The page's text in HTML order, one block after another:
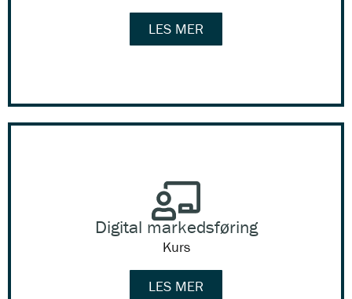
LES MER
Digital markedsføring
Kurs
LES MER